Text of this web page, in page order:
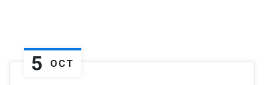
5 OCT